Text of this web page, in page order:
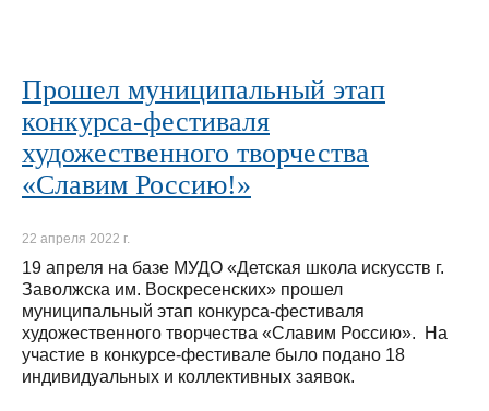
Прошел муниципальный этап
конкурса-фестиваля
художественного творчества
«Славим Россию!»
22 апреля 2022 г.
19 апреля на базе МУДО «Детская школа искусств г.
Заволжска им. Воскресенских» прошел
муниципальный этап конкурса-фестиваля
художественного творчества «Славим Россию». На
участие в конкурсе-фестивале было подано 18
индивидуальных и коллективных заявок.